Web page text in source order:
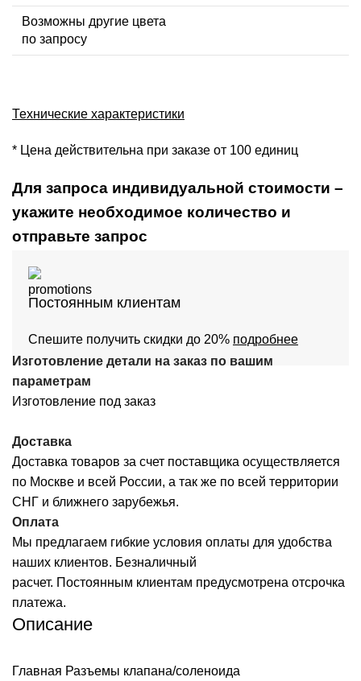
Возможны другие цвета
по запросу
Технические характеристики
* Цена действительна при заказе от 100 единиц
Для запроса индивидуальной стоимости –
укажите необходимое количество и
отправьте запрос
Постоянным клиентам
Спешите получить скидки до 20% подробнее
Изготовление детали на заказ по вашим
параметрам
Изготовление под заказ
Доставка
Доставка товаров за счет поставщика осуществляется
по Москве и всей России, а так же по всей территории
СНГ и ближнего зарубежья.
Оплата
Мы предлагаем гибкие условия оплаты для удобства
наших клиентов. Безналичный
расчет. Постоянным клиентам предусмотрена отсрочка
платежа.
Описание
Главная Разъемы клапана/соленоида